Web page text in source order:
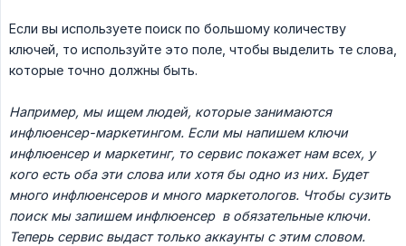
Если вы используете поиск по большому количеству
ключей, то используйте это поле, чтобы выделить те слова,
которые точно должны быть.
Например, мы ищем людей, которые занимаются
инфлюенсер-маркетингом. Если мы напишем ключи
инфлюенсер и маркетинг, то сервис покажет нам всех, у
кого есть оба эти слова или хотя бы одно из них. Будет
много инфлюенсеров и много маркетологов. Чтобы сузить
поиск мы запишем инфлюенсер  в обязательные ключи.
Теперь сервис выдаст только аккаунты с этим словом.